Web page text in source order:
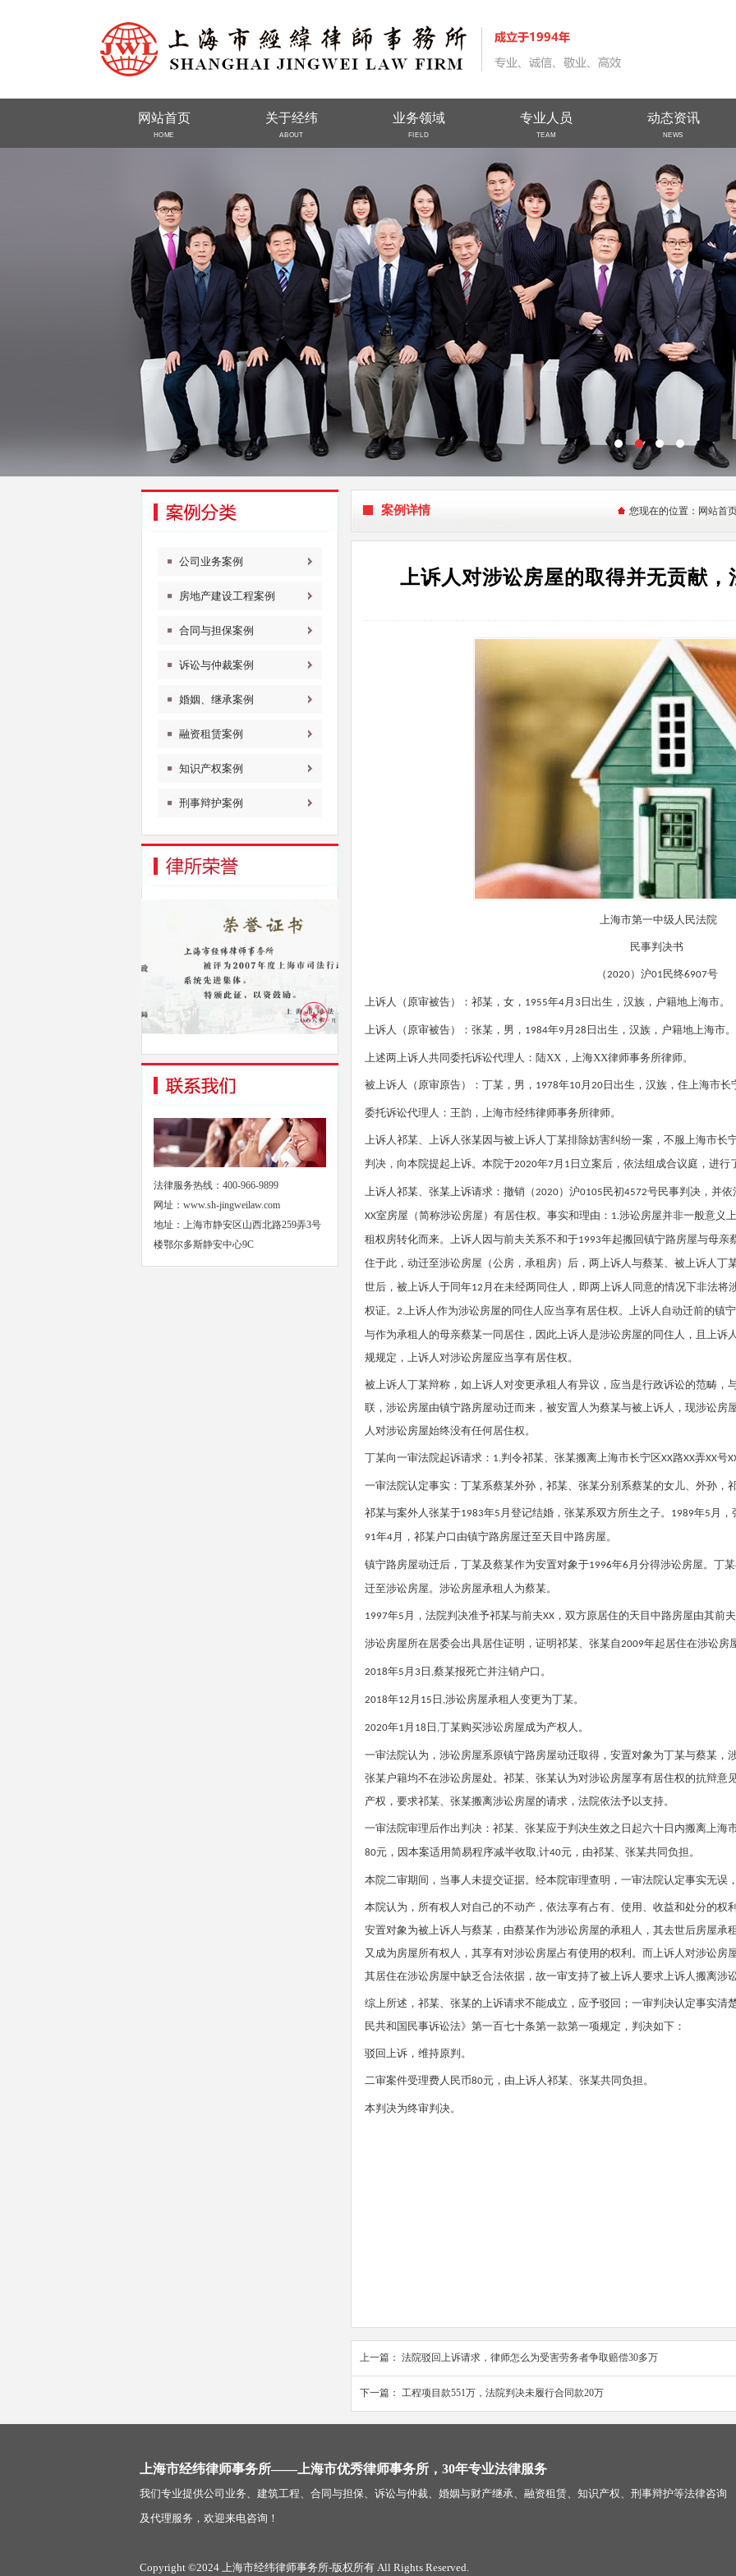
网站首页
HOME
关于经纬
ABOUT
业务领域
FIELD
专业人员
TEAM
动态资讯
NEWS
公司业务案例
房地产建设工程案例
合同与担保案例
诉讼与仲裁案例
婚姻、继承案例
融资租赁案例
知识产权案例
刑事辩护案例
法律服务热线：400-966-9899
网址：www.sh-jingweilaw.com
地址：上海市静安区山西北路259弄3号
楼鄂尔多斯静安中心9C
案例详情 您现在的位置： 网站首
上诉人对涉讼房屋的取得并无贡献
上海市第一中级人民法院
民事判 决书
（2020）沪01 民终6907号
上诉人（原审被告）： 祁某 ，女， 1955年4月 3 日出生，汉族，户籍地上海市。
上诉人（原审被告）： 张某 ，男， 1984年9 月 28 日出生，汉族，户籍地上海市。
上述两上诉人共同委托诉讼代理人：陆XX ，上海XX律师事务所律师。
被上诉人（原审原告）： 丁某 ，男， 1978年10月 20 日出生，汉族，住上海市长
委托诉讼代理人：王韵，上海市经纬律师事务所律师。
上诉人祁某、上诉人张某因与被上诉人丁某排除妨害纠纷一案，不服上海市长
判决，向本院提起上诉。本院于2020年7月 1 日立案后，依法组成合议庭，进
上诉人祁某、 张某上诉请求：撤销（2020）沪0105 民初4572号民事判决，并
XX室房屋（简称涉讼房屋）有居住权。事实和理由： 1.涉讼房屋并非一般意义
租权房转化而来。上诉人因与前夫关系不和于1993年起搬回镇宁路房屋与母亲
住于此，动迁至涉讼房屋（公房，承租房）后，两上诉人与蔡某、被上诉人丁
世后，被上诉人于同年12 月在未经两同住人，即两上诉人同意的情况下非法
权证。 2.上诉人作为涉讼房屋的同住人应当享有居住权。上诉人自动迁前的镇
与作为承租人的母亲蔡某一同居住，因此上诉人是涉讼房屋的同住人，且上诉
规规定，上诉人对涉讼房屋应当享有居住权。
被上诉人丁某辩称，如上诉人对变更承租人有异议，应当是行政诉讼的范畴，
联，涉讼房屋由镇宁路房屋动迁而来，被安置人为蔡某与被上诉人，现涉讼房
人对涉讼房屋始终没有任何居住权。
丁某向一审法院起诉请求： 1.判令祁某、 张某搬离上海市长宁区XX路XX弄XX号
一审法院认定事实： 丁某系蔡某外孙， 祁某、 张某分别系蔡某的女儿、外孙，
祁某与案外人张某于1983年5 月登记结婚， 张某系双方所生之子。 1989年5 月，
91年4月， 祁某户口由镇宁路房屋迁至天目中路房屋。
镇宁路房屋动迁后， 丁某及蔡某作为安置对象于1996年6 月分得涉讼房屋。 丁某
迁至涉讼房屋。涉讼房屋承租人为蔡某。
1997年5 月，法院判决准予祁某与前夫XX ，双方原居住的天目中路房屋由其前
涉讼房屋所在居委会出具居住证明，证明祁某、 张某自2009年起居住在涉讼房
2018年5 月 3 日 ,蔡某报死亡并注销户口。
2018年12 月 15 日 ,涉讼房屋承租人变更为丁某。
2020年1 月 18 日 ,丁某购买涉讼房屋成为产权人。
一审法院认为，涉讼房屋系原镇宁路房屋动迁取得，安置对象为丁某与蔡某，
张某户籍均不在涉讼房屋处。 祁某、 张某认为对涉讼房屋享有居住权的抗辩意
产权，要求祁某、 张某搬离涉讼房屋的请求，法院依法予以支持。
一审法院审理后作出判决： 祁某、 张某应于判决生效之日起六十日内搬离上海
80元，因本案适用简易程序减半收取 ,计40元，由祁某、 张某共同负担。
本院二审期间，当事人未提交证据。经本院审理查明，一审法院认定事实无误
本院认为，所有权人对自己的不动产，依法享有占有、使用、收益和处分的权
安置对象为被上诉人与蔡某，由蔡某作为涉讼房屋的承租人，其去世后房屋承
又成为房屋所有权人，其享有对涉讼房屋占有使用的权利。而上诉人对涉讼房
其居住在涉讼房屋中缺乏合法依据，故一审支持了被上诉人要求上诉人搬离涉
综上所述， 祁某、 张某的上诉请求不能成立，应予驳回；一审判决认定事实清
民共和国民事诉讼法》第一百七十条第一款第一项规定，判决如下：
驳回上诉，维持原判。
二审案件受理费人民币80元，由上诉人祁某、 张某共同负担。
本判决为终审判决。
上一篇： 法院驳回上诉请求，律师怎么为受害劳务者争取赔偿30多万
下一篇： 工程项目款551万，法院判决未履行合同款20万
上海市经纬律师事务所——上海市优秀律师事务所，30年专业法律服务
我们专业提供公司业务、建筑工程、合同与担保、诉讼与仲裁、婚姻与财产继承、融资租赁、知识产权、刑事辩护等法律咨询
及代理服务，欢迎来电咨询！
Copyright ©2024 上海市经纬律师事务所-版权所有 All Rights Reserved.